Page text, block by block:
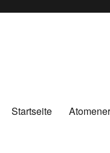
Startseite